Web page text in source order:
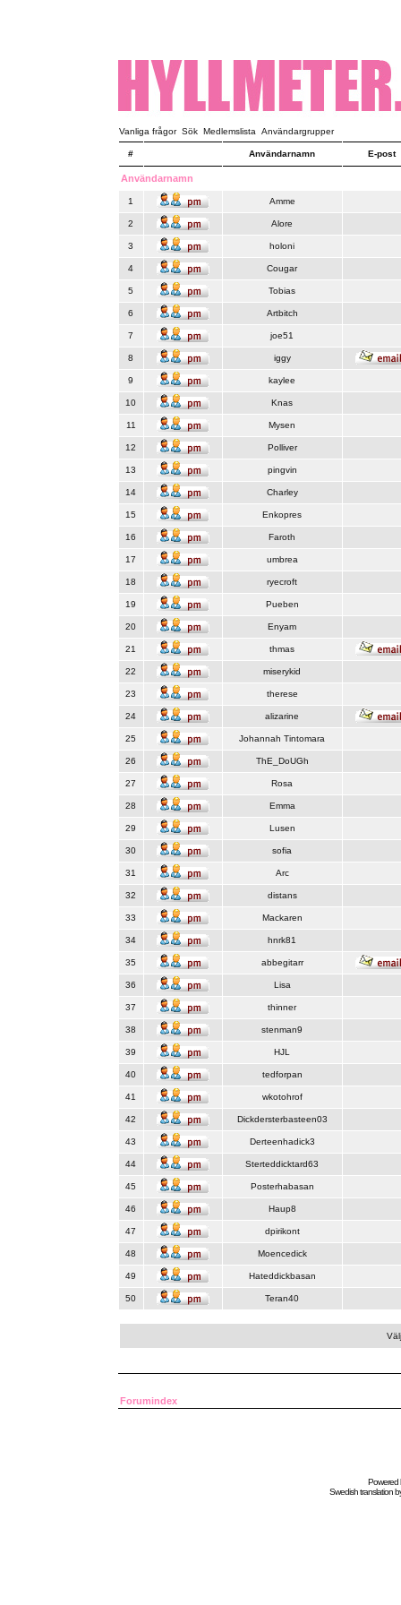
Vanliga frågor Sök Medlemslista Användargrupper
# Användarnamn E-post
Användarnamn
1 Amme
2 Alore
3 holoni
4 Cougar
5 Tobias
6 Artbitch
7 joe51
8 iggy
9 kaylee
10 Knas
11 Mysen
12 Polliver
13 pingvin
14 Charley
15 Enkopres
16 Faroth
17 umbrea
18 ryecroft
19 Pueben
20 Enyam
21 thmas
22 miserykid
23 therese
24 alizarine
25 Johannah Tintomara
26 ThE_DoUGh
27 Rosa
28 Emma
29 Lusen
30 sofia
31 Arc
32 distans
33 Mackaren
34 hnrk81
35 abbegitarr
36 Lisa
37 thinner
38 stenman9
39 HJL
40 tedforpan
41 wkotohrof
42 Dickdersterbasteen03
43 Derteenhadick3
44 Sterteddicktard63
45 Posterhabasan
46 Haup8
47 dpirikont
48 Moencedick
49 Hateddickbasan
50 Teran40
Forumindex
Powered
Swedishtranslation